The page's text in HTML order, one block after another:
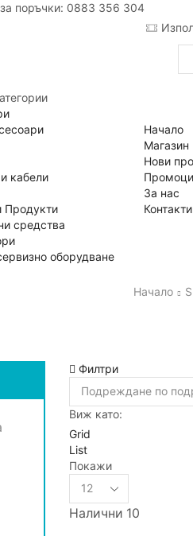
поръчки: 0883 356 304
кабели
Продукти
средства
оборудване
Начало
Магазин
Нови
За нас
Контакти
Начало
Филтри
Виж като:
Grid
List
Покажи
Products
per
page
Налични 10